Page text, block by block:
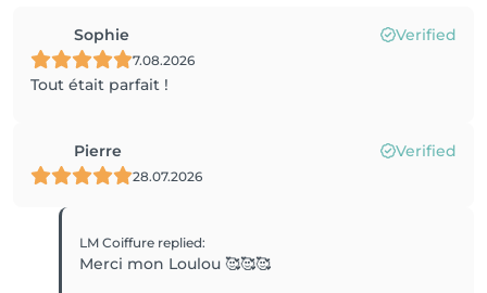
Sophie Verified
7.08.2026
Tout était parfait !
Pierre Verified
28.07.2026
LM Coiffure replied:
Merci mon Loulou 🥰🥰🥰